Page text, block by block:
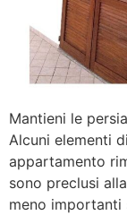
Mantieni le
Alcuni elementi
appartamento
sono preclusi
meno importanti